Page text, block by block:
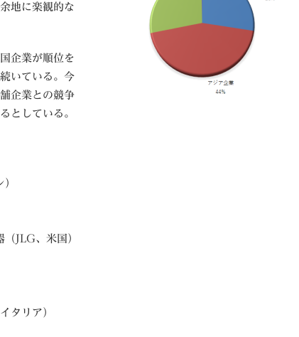
地に楽観的な
企業が順位を
いている。今
企業との競争
としている。
JLG、米国）
タリア）